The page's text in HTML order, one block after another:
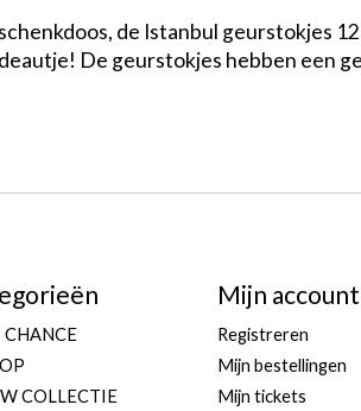
de Istanbul geurstokjes
De geurstokjes hebben een
CHANCE
COLLECTIE
Mijn account
Registreren
Mijn bestellingen
Mijn tickets